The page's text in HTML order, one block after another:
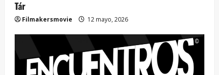
Tár
Filmakersmovie 12 mayo, 2026